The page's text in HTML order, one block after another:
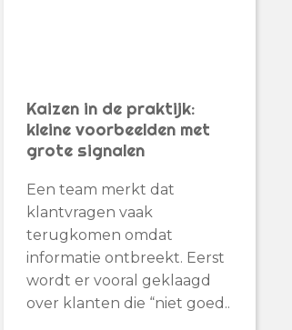
Kaizen in de praktijk:
kleine voorbeelden met
grote signalen
Een team merkt dat
klantvragen vaak
terugkomen omdat
informatie ontbreekt. Eerst
wordt er vooral geklaagd
over klanten die “niet goed..